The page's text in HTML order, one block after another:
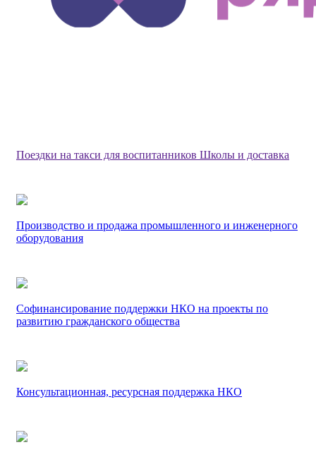
Поездки на такси для воспитанников Школы и доставка
Производство и продажа промышленного и инженерного
оборудования
Софинансирование поддержки НКО на проекты по
развитию гражданского общества
Консультационная, ресурсная поддержка НКО